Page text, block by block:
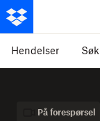
Hendelser Søk
På forespørsel